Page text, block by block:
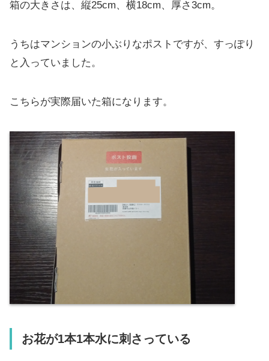
箱の大きさは、縦25cm、横18cm、厚さ3cm。
うちはマンションの小ぶりなポストですが、すっぽり
と入っていました。
こちらが実際届いた箱になります。
お花が1本1本水に刺さっている